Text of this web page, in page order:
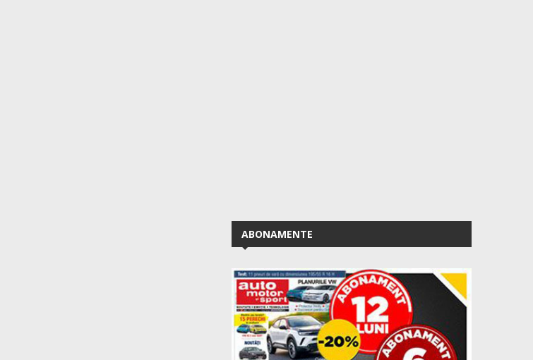
ABONAMENTE